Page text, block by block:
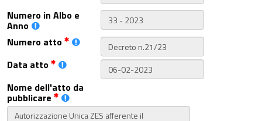
Numero in Albo e
Anno
Numero atto
Data atto
Nome dell'atto da
pubblicare